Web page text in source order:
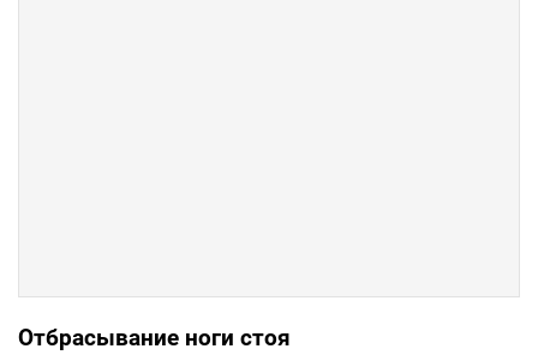
Отбрасывание ноги стоя